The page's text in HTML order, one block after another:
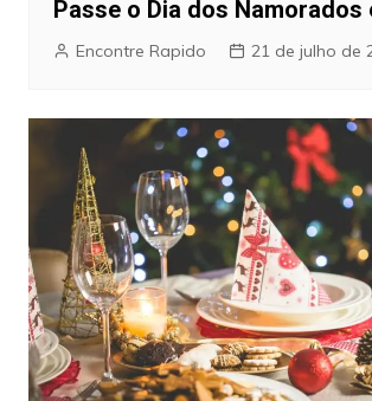
Passe o Dia dos Namorados
Encontre Rapido 21 de julho de